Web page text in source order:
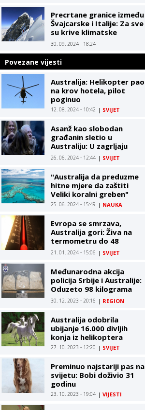
Precrtane granice između
Švajcarske i Italije: Za sve
su krive klimatske
promjene
30. 09. 2024 - 18:24
Povezane vijesti
Australija: Helikopter pao
na krov hotela, pilot
poginuo
12. 08. 2024 - 10:42 | SVIJET
Asanž kao slobodan
građanin sletio u
Australiju: U zagrljaju
supruge
26. 06. 2024 - 12:44 | SVIJET
"Australija da preduzme
hitne mjere da zaštiti
Veliki koralni greben"
25. 06. 2024 - 15:49 | NAUKA
Evropa se smrzava,
Australija gori: Živa na
termometru do 48
stepeni
21. 01. 2024 - 15:06 | SVIJET
Međunarodna akcija
policija Srbije i Australije:
Oduzeto 98 kilograma
metamfetamina
30. 12. 2023 - 20:16 | REGION
Australija odobrila
ubijanje 16.000 divljih
konja iz helikoptera
27. 10. 2023 - 12:20 | SVIJET
Preminuo najstariji pas na
svijetu: Bobi doživio 31
godinu
23. 10. 2023 - 19:04 | VIJESTI